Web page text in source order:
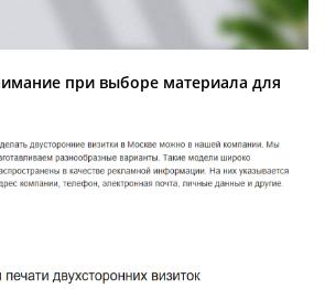
при выборе материала для